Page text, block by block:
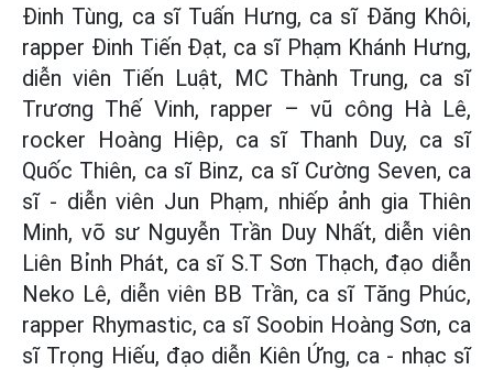
Đinh Tùng, ca sĩ Tuấn Hưng, ca sĩ Đăng Khôi,
rapper Đinh Tiến Đạt, ca sĩ Phạm Khánh Hưng,
diễn viên Tiến Luật, MC Thành Trung, ca sĩ
Trương Thế Vinh, rapper – vũ công Hà Lê,
rocker Hoàng Hiệp, ca sĩ Thanh Duy, ca sĩ
Quốc Thiên, ca sĩ Binz, ca sĩ Cường Seven, ca
sĩ - diễn viên Jun Phạm, nhiếp ảnh gia Thiên
Minh, võ sư Nguyễn Trần Duy Nhất, diễn viên
Liên Bỉnh Phát, ca sĩ S.T Sơn Thạch, đạo diễn
Neko Lê, diễn viên BB Trần, ca sĩ Tăng Phúc,
rapper Rhymastic, ca sĩ Soobin Hoàng Sơn, ca
sĩ Trọng Hiếu, đạo diễn Kiên Ứng, ca - nhạc sĩ